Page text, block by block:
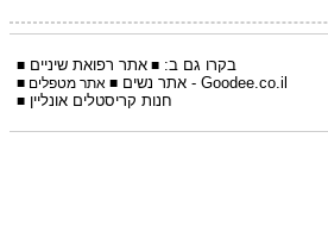
בקרו גם ב: ■ אתר רפואת שיניים ■
Goodee.co.il - אתר נשים ■ אתר מטפלים ■
חנות קריסטלים אונליין ■